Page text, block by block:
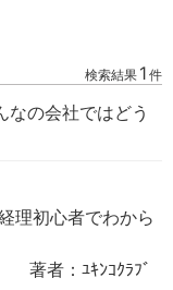
検索結果 1 件
なの会社ではどう
理初心者でわから
著者：ﾕｷﾝｺｸﾗﾌﾞ